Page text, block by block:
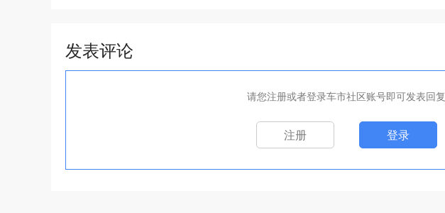
发表评论
请您注册或者登录车市社区账号即可发表回复
注册 登录